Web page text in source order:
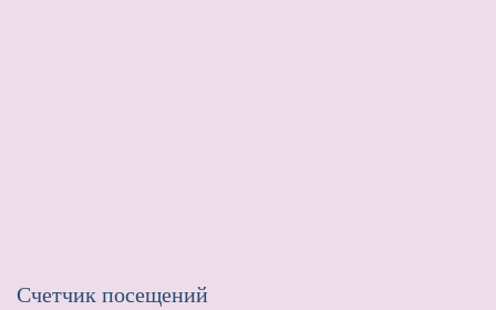
Счетчик посещений